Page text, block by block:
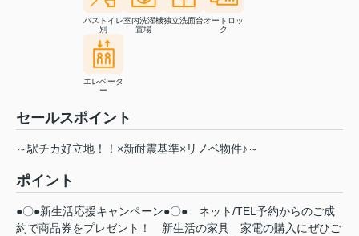
バストイレ
別
室内洗濯機
置場
独立洗面台オートロッ
ク
エレベータ
ー
セールスポイント
～駅チカ好立地！！×新耐震基準×リノベ物件♪～
ポイント
●〇●新生活応援キャンペーン●〇●
ネット/TEL予約からのご成
約で商品券をプレゼント！
新生活の家具
家電の購入にぜひご